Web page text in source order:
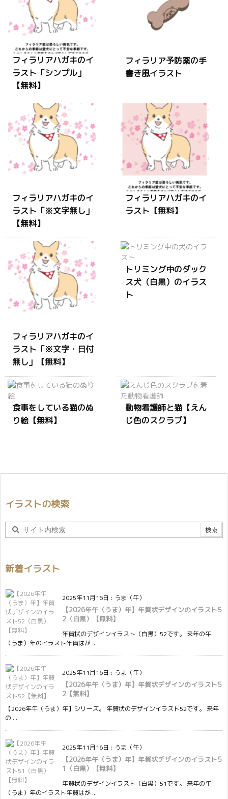
フィラリアハガキのイ
ラスト「シンプル」
【無料】
フィラリア予防薬の手
書き風イラスト
フィラリアハガキのイ
ラスト「※文字無し」
【無料】
フィラリアハガキのイ
ラスト【無料】
フィラリアハガキのイ
ラスト「※文字・日付
無し」【無料】
トリミング中のダック
ス犬（白黒）のイラス
ト
食事をしている猫のぬ
り絵【無料】
動物看護師と猫【えん
じ色のスクラブ】
イラストの検索
新着イラスト
2025年11月16日 : うま（午）
【2026年午（うま）年】年賀状デザインのイラスト5
2（白黒）【無料】
年賀状のデザインイラスト（白黒）52です。 来年の午
（うま）年のイラスト年賀はが ...
2025年11月16日 : うま（午）
【2026年午（うま）年】年賀状デザインのイラスト5
2【無料】
【2026年午（うま）年】シリーズ。 年賀状のデザインイラスト52です。 来年
の ...
2025年11月16日 : うま（午）
【2026年午（うま）年】年賀状デザインのイラスト5
1（白黒）【無料】
年賀状のデザインイラスト（白黒）51です。 来年の午
（うま）年のイラスト年賀はが ...